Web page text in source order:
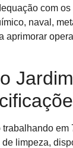
com
naval,
aprimorar
em
limpeza,